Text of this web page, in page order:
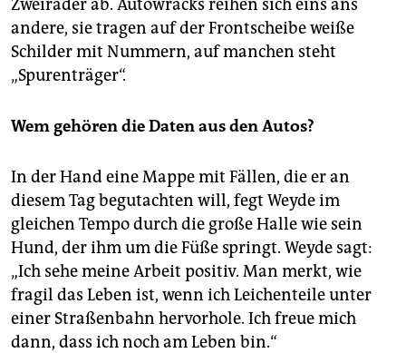
Zweiräder ab. Autowracks reihen sich eins ans
andere, sie tragen auf der Frontscheibe weiße
Schilder mit Nummern, auf manchen steht
„Spurenträger“.
Wem gehören die Daten aus den Autos?
In der Hand eine Mappe mit Fällen, die er an
diesem Tag begutachten will, fegt Weyde im
gleichen Tempo durch die große Halle wie sein
Hund, der ihm um die Füße springt. Weyde sagt:
„Ich sehe meine Arbeit positiv. Man merkt, wie
fragil das Leben ist, wenn ich Leichenteile unter
einer Straßenbahn hervorhole. Ich freue mich
dann, dass ich noch am Leben bin.“